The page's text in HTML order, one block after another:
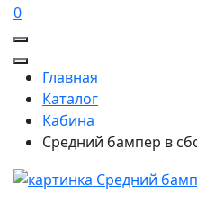
0
Главная
Каталог
Кабина
Средний бампер в